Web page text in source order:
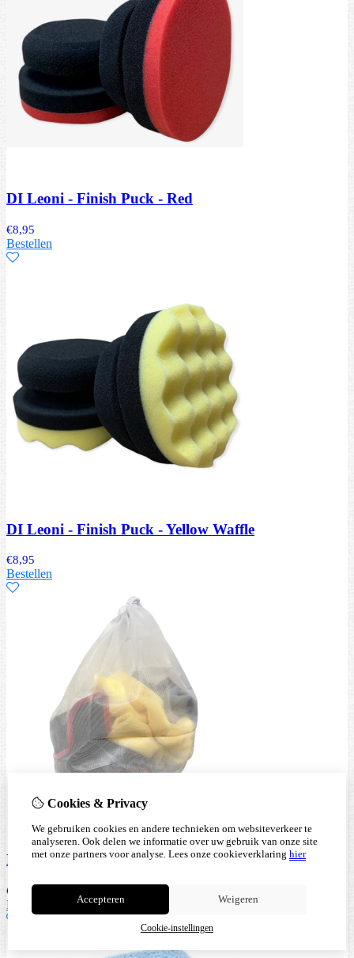
DI Leoni - Finish Puck - Red
€8,95
Bestellen
DI Leoni - Finish Puck - Yellow Waffle
€8,95
Bestellen
Di Leoni - MeshNet - laundry Bag - 2 Pack
€ 3,49
Bestellen
Cookies & Privacy
We gebruiken cookies en andere technieken om websiteverkeer te
analyseren. Ook delen we informatie over uw gebruik van onze site
met onze partners voor analyse. Lees onze cookieverklaring hier
Accepteren Weigeren
Cookie-instellingen